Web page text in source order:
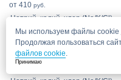
от 410 руб.
Натрий, калий, хлор (Na/K/Cl)
сыворотка | кол. | 1 день
Анализ крови на хлориды
Мы используем файлы cookie
Продолжая пользоваться
файлов cookie.
Принимаю